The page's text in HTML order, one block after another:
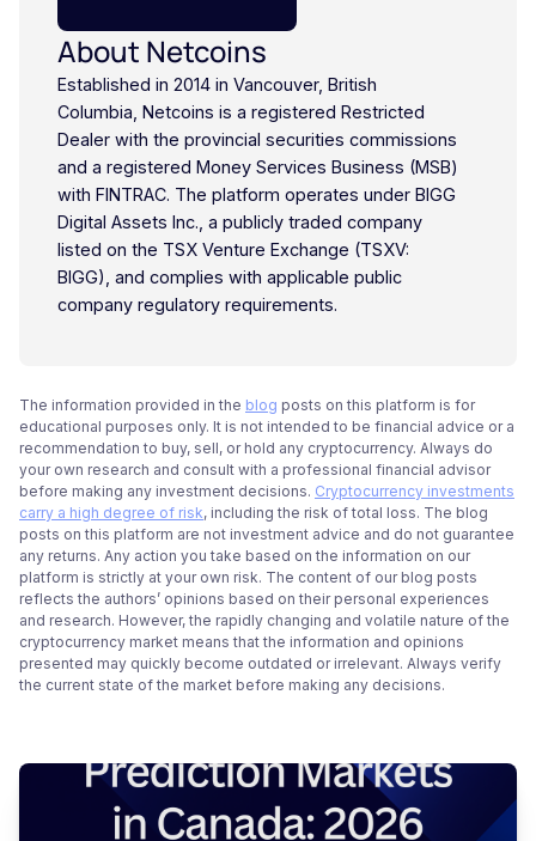
About Netcoins
Established in 2014 in Vancouver, British
Columbia, Netcoins is a registered Restricted
Dealer with the provincial securities commissions
and a registered Money Services Business (MSB)
with FINTRAC. The platform operates under BIGG
Digital Assets Inc., a publicly traded company
listed on the TSX Venture Exchange (TSXV:
BIGG), and complies with applicable public
company regulatory requirements.
The information provided in the blog posts on this platform is for
educational purposes only. It is not intended to be financial advice or a
recommendation to buy, sell, or hold any cryptocurrency. Always do
your own research and consult with a professional financial advisor
before making any investment decisions. Cryptocurrency investments
carry a high degree of risk, including the risk of total loss. The blog
posts on this platform are not investment advice and do not guarantee
any returns. Any action you take based on the information on our
platform is strictly at your own risk. The content of our blog posts
reflects the authors’ opinions based on their personal experiences
and research. However, the rapidly changing and volatile nature of the
cryptocurrency market means that the information and opinions
presented may quickly become outdated or irrelevant. Always verify
the current state of the market before making any decisions.